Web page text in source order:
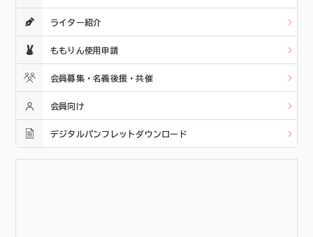
ライター紹介
ももりん使用申請
会員募集・名義後援・共催
会員向け
デジタルパンフレットダウンロード